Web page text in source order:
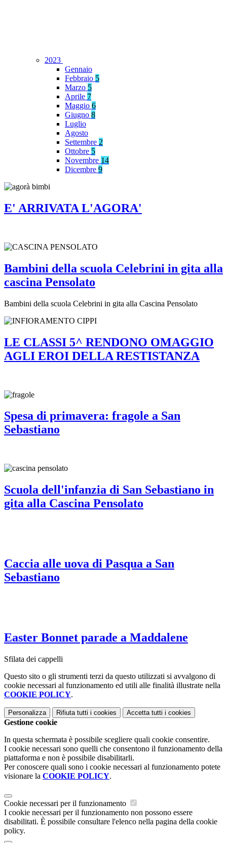
2023
Gennaio
Febbraio 5
Marzo 5
Aprile 7
Maggio 6
Giugno 8
Luglio
Agosto
Settembre 2
Ottobre 5
Novembre 14
Dicembre 9
E' ARRIVATA L'AGORA'
Bambini della scuola Celebrini in gita alla
cascina Pensolato
Bambini della scuola Celebrini in gita alla Cascina Pensolato
LE CLASSI 5^ RENDONO OMAGGIO
AGLI EROI DELLA RESTISTANZA
Spesa di primavera: fragole a San
Sebastiano
Scuola dell'infanzia di San Sebastiano in
gita alla Cascina Pensolato
Caccia alle uova di Pasqua a San
Sebastiano
Easter Bonnet parade a Maddalene
Sfilata dei cappelli
Questo sito o gli strumenti terzi da questo utilizzati si avvalgono di
cookie necessari al funzionamento ed utili alle finalità illustrate nella
COOKIE POLICY.
Personalizza Rifiuta tutti i cookies Accetta tutti i cookies
Gestione cookie
In questa schermata è possibile scegliere quali cookie consentire.
I cookie necessari sono quelli che consentono il funzionamento della
piattaforma e non è possibile disabilitarli.
Per conoscere quali sono i cookie necessari al funzionamento potete
visionare la COOKIE POLICY.
Cookie necessari per il funzionamento
I cookie necessari per il funzionamento non possono essere
disabilitati. È possibile consultare l'elenco nella pagina della cookie
policy.